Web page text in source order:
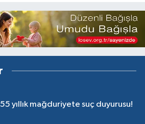
55 yıllık mağduriyete suç duyurusu!